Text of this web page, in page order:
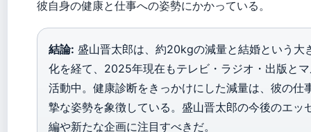
彼自身の健康と仕事への姿勢にかかっている。
結論: 盛山晋太郎は、約20kgの減量と結婚という大
化を経て、2025年現在もテレビ・ラジオ・出版と
活動中。健康診断をきっかけにした減量は、彼の仕
摯な姿勢を象徴している。盛山晋太郎の今後のエッ
編や新たな企画に注目すべきだ。